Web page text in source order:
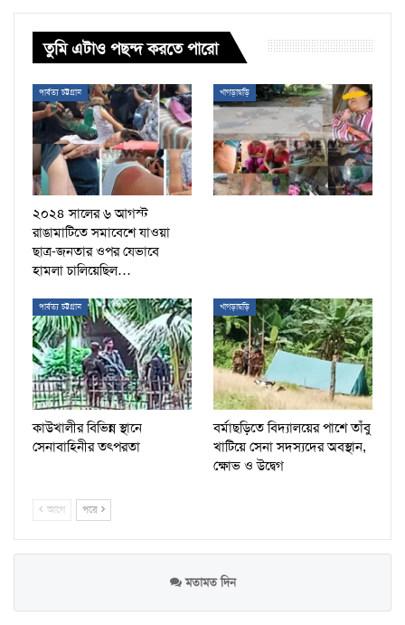
তুমি এটাও পছন্দ করতে পারো
পার্বত্য চট্টগ্রাম
২০২৪ সালের ৬ আগস্ট
রাঙামাটিতে সমাবেশে যাওয়া
ছাত্র-জনতার ওপর যেভাবে
হামলা চালিয়েছিল…
খাগড়াছড়ি
পার্বত্য চট্টগ্রাম
কাউখালীর বিভিন্ন স্থানে
সেনাবাহিনীর তৎপরতা
খাগড়াছড়ি
বর্মাছড়িতে বিদ্যালয়ের পাশে তাঁবু
খাটিয়ে সেনা সদস্যদের অবস্থান,
ক্ষোভ ও উদ্বেগ
আগে পরে
মতামত দিন